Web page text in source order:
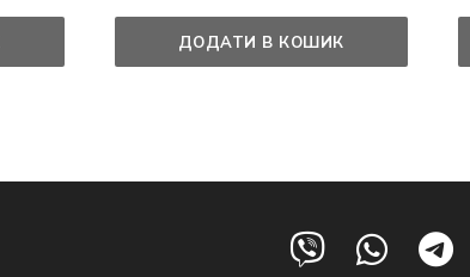
ДОДАТИ В КОШИК